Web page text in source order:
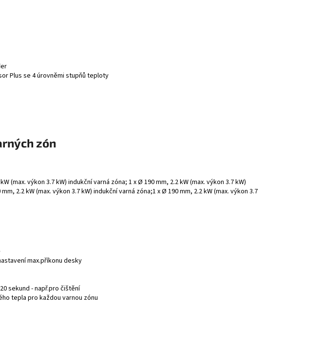
Plus se 4 úrovněmi stupňů teploty
zón
(max. výkon 3.7 kW) indukční varná zóna; 1 x Ø 190 mm, 2.2 kW (max. výkon 3.7 kW)
2.2 kW (max. výkon 3.7 kW) indukční varná zóna;1 x Ø 190 mm, 2.2 kW (max. výkon 3.7
max.příkonu desky
sekund - např.pro čištění
tepla pro každou varnou zónu